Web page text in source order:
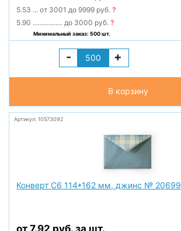
5.53 ... от 3001 до 9999 руб.?
5.90 ................. до 3000 руб.?
Минимальный заказ: 500 шт.
- +
В корзину
Артикул: 10573092
Конверт С6 114*162 мм, джинс № 20699